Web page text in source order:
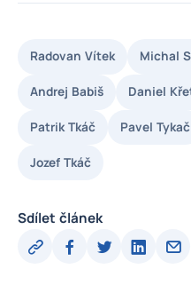
Radovan Vítek Michal
Andrej Babiš Daniel
Patrik Tkáč Pavel Tykač
Jozef Tkáč
Sdílet článek